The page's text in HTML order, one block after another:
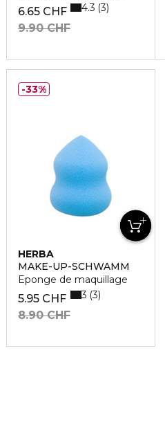
6.65 CHF
9.90 CHF
4.3 3
HERBA
MAKE-UP-SCHWAMM
Eponge de maquillage
5.95 CHF
8.90 CHF
3 3
33%